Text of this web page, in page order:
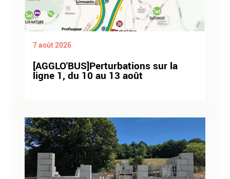
7 août 2026
[AGGLO'BUS]Perturbations sur la
ligne 1, du 10 au 13 août